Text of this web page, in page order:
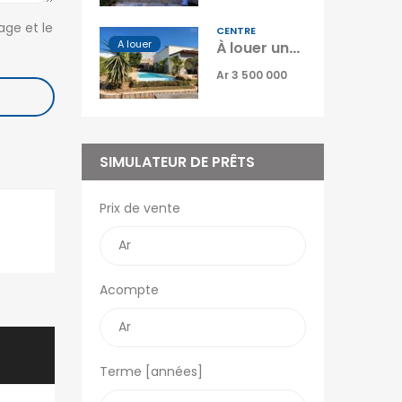
et le
A louer
CENTRE
À louer une superbe villa de plain-pied T4 semi-meublée avec piscine située à Ambatobe Manazary Madagascar
Ar 3 500 000
SIMULATEUR DE PRÊTS
Prix de vente
Acompte
Terme [années]
OFIM Île Maurice
OFIM Commerces
OFIM Annonces
Vidéos
Immobilier Ouest la
Réunion